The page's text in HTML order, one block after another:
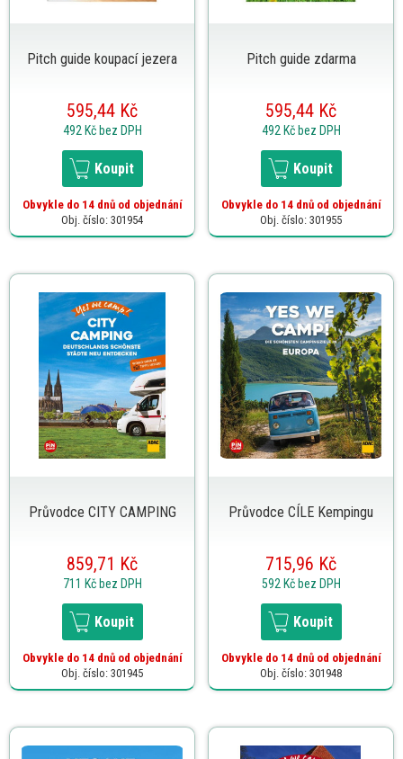
Pitch guide koupací jezera
595,44 Kč
492 Kč bez DPH
Koupit
Obvykle do 14 dnů od objednání
Obj. číslo: 301954
Pitch guide zdarma
595,44 Kč
492 Kč bez DPH
Koupit
Obvykle do 14 dnů od objednání
Obj. číslo: 301955
Průvodce CITY CAMPING
859,71 Kč
711 Kč bez DPH
Koupit
Obvykle do 14 dnů od objednání
Obj. číslo: 301945
Průvodce CÍLE Kempingu
715,96 Kč
592 Kč bez DPH
Koupit
Obvykle do 14 dnů od objednání
Obj. číslo: 301948